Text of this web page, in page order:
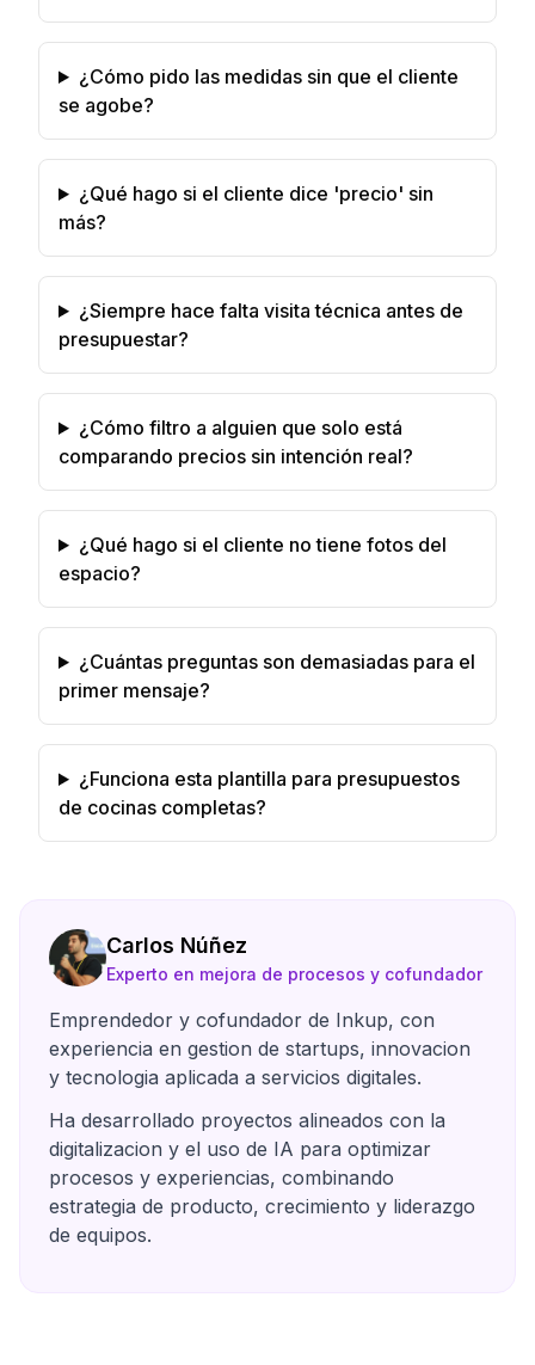
¿Cómo pido las medidas sin que el cliente
se agobe?
¿Qué hago si el cliente dice 'precio' sin
más?
¿Siempre hace falta visita técnica antes de
presupuestar?
¿Cómo filtro a alguien que solo está
comparando precios sin intención real?
¿Qué hago si el cliente no tiene fotos del
espacio?
¿Cuántas preguntas son demasiadas para el
primer mensaje?
¿Funciona esta plantilla para presupuestos
de cocinas completas?
Carlos Núñez
Experto en mejora de procesos y cofundador
Emprendedor y cofundador de Inkup, con
experiencia en gestion de startups, innovacion
y tecnologia aplicada a servicios digitales.
Ha desarrollado proyectos alineados con la
digitalizacion y el uso de IA para optimizar
procesos y experiencias, combinando
estrategia de producto, crecimiento y liderazgo
de equipos.